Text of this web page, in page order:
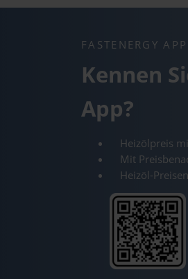
FASTENERGY APP
Kennen
App?
Heizölpreis
Mit
Heizöl-